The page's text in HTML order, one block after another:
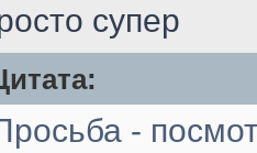
супер
-